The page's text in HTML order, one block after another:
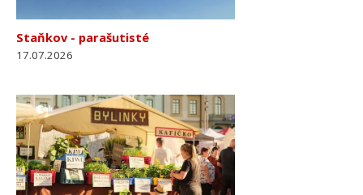
Staňkov - parašutisté
17.07.2026